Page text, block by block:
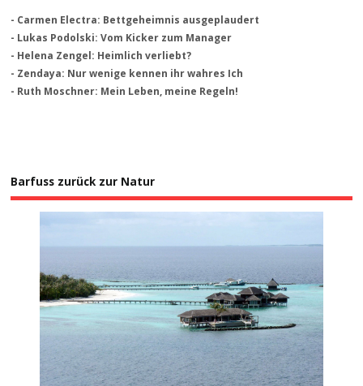
- Carmen Electra: Bettgeheimnis ausgeplaudert
- Lukas Podolski: Vom Kicker zum Manager
- Helena Zengel: Heimlich verliebt?
- Zendaya: Nur wenige kennen ihr wahres Ich
- Ruth Moschner: Mein Leben, meine Regeln!
Barfuss zurück zur Natur